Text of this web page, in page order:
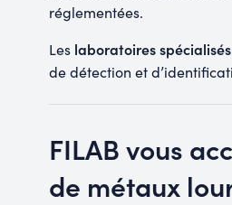
réglementées.
Les laboratoires
de détection et
FILAB vous
de métaux